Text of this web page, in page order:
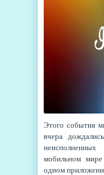
Этого события
вчера
мобильном
одном